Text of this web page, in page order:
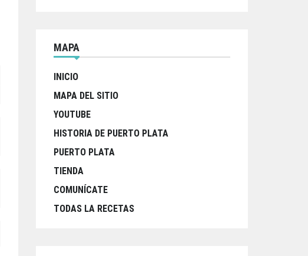
MAPA
INICIO
MAPA DEL SITIO
YOUTUBE
HISTORIA DE PUERTO PLATA
PUERTO PLATA
TIENDA
COMUNÍCATE
TODAS LA RECETAS